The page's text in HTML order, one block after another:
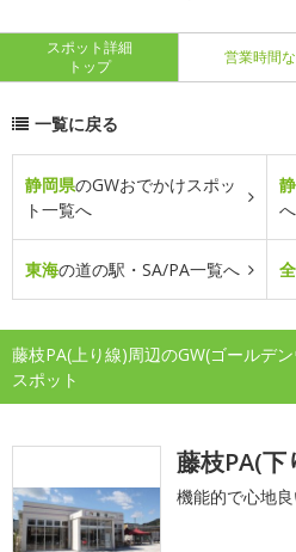
スポット詳細
トップ
営業時間
一覧に戻る
静岡県のGWおでかけスポッ
ト一覧へ
へ
東海の道の駅・SA/PA一覧へ
藤枝PA(上り線)周辺のGW(ゴールデ
スポット
藤枝PA(下
機能的で心地